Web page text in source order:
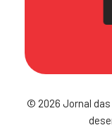
© 2026 Jornal das